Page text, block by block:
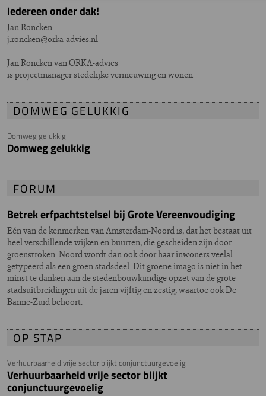
Iedereen onder dak!
Jan Roncken
j.roncken@orka-advies.nl
Jan Roncken van ORKA-advies
is projectmanager stedelijke vernieuwing en wonen
DOMWEG GELUKKIG
Domweg gelukkig
Domweg gelukkig
FORUM
Betrek erfpachtstelsel bij Grote Vereenvoudiging
Eén van de kenmerken van Amsterdam-Noord is, dat het bestaat uit
heel verschillende wijken en buurten, die gescheiden zijn door
groenstroken. Noord wordt dan ook door haar inwoners veelal
getypeerd als een groen stadsdeel. Dit groene imago is niet in het
minst te danken aan de stedenbouwkundige opzet van de grote
stadsuitbreidingen uit de jaren vijftig en zestig, waartoe ook De
Banne-Zuid behoort.
OP STAP
Verhuurbaarheid vrije sector blijkt conjunctuurgevoelig
Verhuurbaarheid vrije sector blijkt
conjunctuurgevoelig